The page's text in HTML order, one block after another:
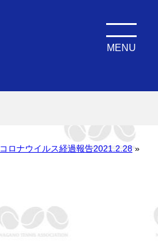
MENU
ロナウイルス経過報告2021.2.28»